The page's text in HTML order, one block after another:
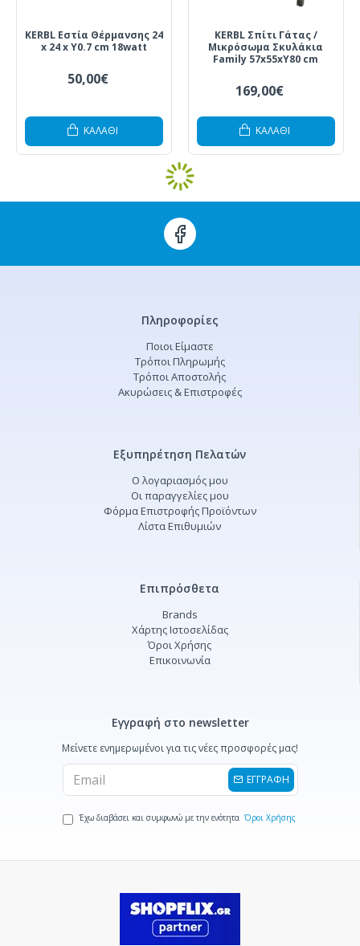
KERBL Εστία Θέρμανσης 24
x 24 x Υ0.7 cm 18watt
50,00€
ΚΑΛΆΘΙ
KERBL Σπίτι Γάτας /
Μικρόσωμα Σκυλάκια
Family 57x55xΥ80 cm
169,00€
ΚΑΛΆΘΙ
Πληροφορίες
Ποιοι Είμαστε
Τρόποι Πληρωμής
Τρόποι Αποστολής
Ακυρώσεις & Επιστροφές
Εξυπηρέτηση Πελατών
Ο λογαριασμός μου
Οι παραγγελίες μου
Φόρμα Επιστροφής Προϊόντων
Λίστα Επιθυμιών
Επιπρόσθετα
Brands
Χάρτης Ιστοσελίδας
Όροι Χρήσης
Επικοινωνία
Εγγραφή στο newsletter
Μείνετε ενημερωμένοι για τις νέες προσφορές μας!
ΕΓΓΡΑΦΗ
Έχω διαβάσει και συμφωνώ με την ενότητα Όροι Χρήσης